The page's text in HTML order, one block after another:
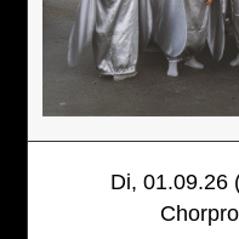
Di, 01.09.26